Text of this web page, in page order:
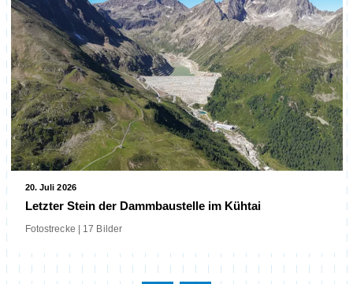
20. Juli 2026
Letzter Stein der Dammbaustelle im Kühtai
Fotostrecke | 17 Bilder